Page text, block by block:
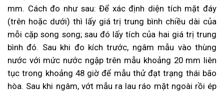
mm. Cách đo như sau: Để xác định diện tích mặt đáy
(trên hoặc dưới) thì lấy giá trị trung bình chiều dài của
mỗi cặp song song; sau đó lấy tích của hai giá trị trung
bình đó. Sau khi đo kích trước, ngâm mẫu vào thùng
nước với mức nước ngập trên mẫu khoảng 20 mm liên
tục trong khoảng 48 giờ để mẫu thử đạt trạng thái bão
hòa. Sau khi ngâm, vớt mẫu ra lau ráo mặt ngoài rồi ép